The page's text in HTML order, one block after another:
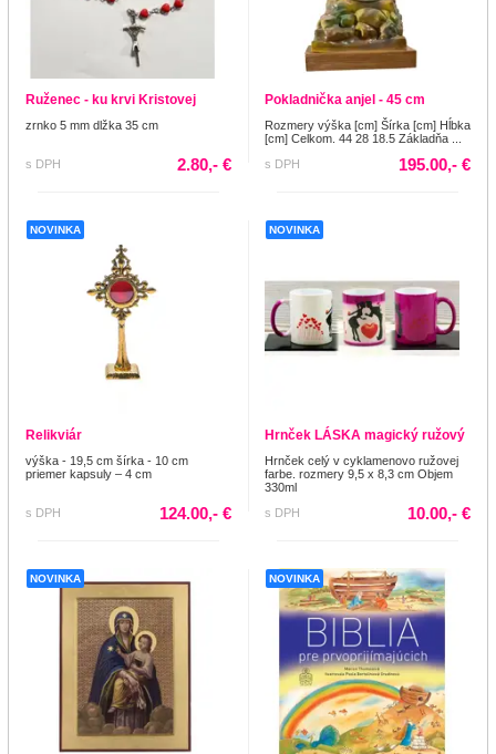
Ruženec - ku krvi Kristovej
zrnko 5 mm dlžka 35 cm
s DPH 2.80,- €
Pokladnička anjel - 45 cm
Rozmery výška [cm] Šírka [cm] Hĺbka
[cm] Celkom. 44 28 18.5 Základňa ...
s DPH
195.00,- €
NOVINKA
Relikviár
výška - 19,5 cm šírka - 10 cm
priemer kapsuly – 4 cm
s DPH 124.00,- €
NOVINKA
Hrnček LÁSKA magický ružový
Hrnček celý v cyklamenovo ružovej
farbe. rozmery 9,5 x 8,3 cm Objem
330ml
s DPH
10.00,- €
NOVINKA NOVINKA